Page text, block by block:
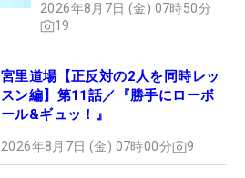
2026年8月7日 (金) 07時50分
19
宮里道場【正反対の2人を同時レッ
スン編】第11話／『勝手にローボ
ール&ギュッ！』
2026年8月7日 (金) 07時00分 9